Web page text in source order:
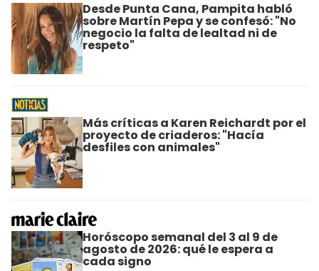
Desde Punta Cana, Pampita habló
sobre Martín Pepa y se confesó: "No
negocio la falta de lealtad ni de
respeto"
Más críticas a Karen Reichardt por el
proyecto de criaderos: "Hacía
desfiles con animales"
Horóscopo semanal del 3 al 9 de
agosto de 2026: qué le espera a
cada signo